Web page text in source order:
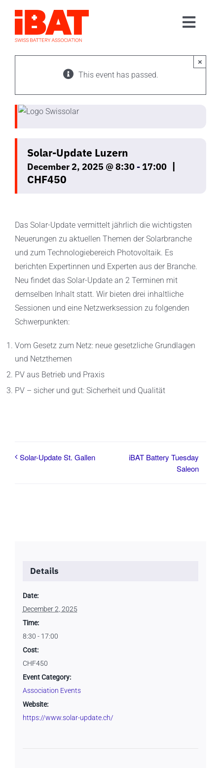
content
Home
Events
This event has passed.
×
Solar-Update Luzern
December 2, 2025 @ 8:30 - 17:00 |
CHF450
Das Solar-Update vermittelt jährlich die wichtigsten
Neuerungen zu aktuellen Themen der Solarbranche
und zum Technologiebereich Photovoltaik. Es
berichten Expertinnen und Experten aus der Branche.
Neu findet das Solar-Update an 2 Terminen mit
demselben Inhalt statt. Wir bieten drei inhaltliche
Sessionen und eine Netzwerksession zu folgenden
Schwerpunkten:
Vom Gesetz zum Netz: neue gesetzliche Grundlagen
und Netzthemen
PV aus Betrieb und Praxis
PV – sicher und gut: Sicherheit und Qualität
Solar-Update St. Gallen
iBAT Battery Tuesday
Saleon
Details
Date:
December 2, 2025
Time:
8:30 - 17:00
Cost:
CHF450
Event Category:
Association Events
Website:
https://www.solar-update.ch/